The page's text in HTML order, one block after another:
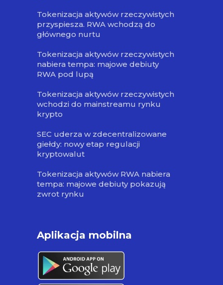
Tokenizacja aktywów rzeczywistych
przyspiesza. RWA wchodzą do
głównego nurtu
Tokenizacja aktywów rzeczywistych
nabiera tempa: majowe debiuty
RWA pod lupą
Tokenizacja aktywów rzeczywistych
wchodzi do mainstreamu rynku
krypto
SEC uderza w zdecentralizowane
giełdy: nowy etap regulacji
kryptowalut
Tokenizacja aktywów RWA nabiera
tempa: majowe debiuty pokazują
zwrot rynku
Aplikacja mobilna